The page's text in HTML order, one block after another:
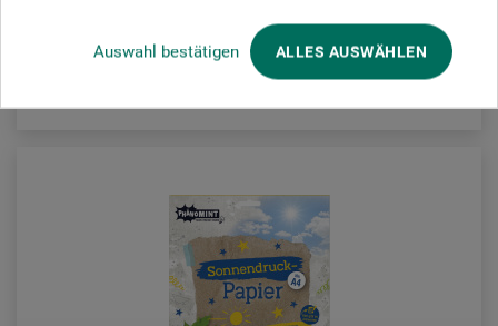
Auswahl bestätigen ALLES AUSWÄHLEN